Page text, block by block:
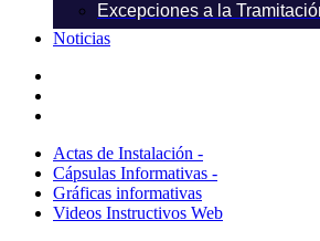
Excepciones a la
Noticias
Actas de Instalación -
Cápsulas Informativas -
Gráficas informativas
Videos Instructivos Web